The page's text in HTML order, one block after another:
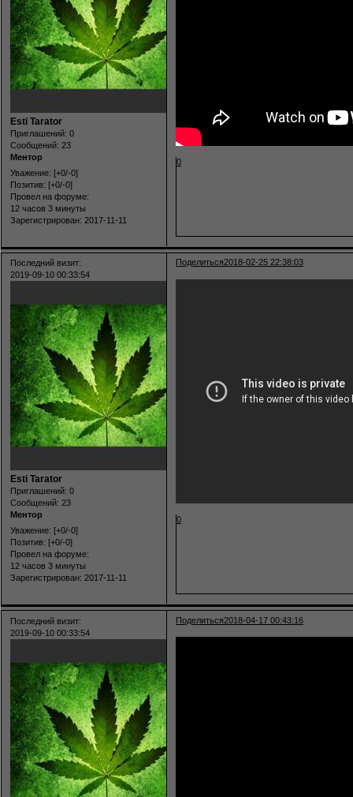
Esti Tarator
Приглашений: 0
Сообщений: 23
Ментор
Уважение: [+0/-0]
Позитив: [+0/-0]
Провел на форуме:
12 часов 3 минуты
Зарегистрирован: 2017-11-11
0
Поделиться2018-02-25 22:38:03
Последний визит:
2019-09-10 00:33:54
Esti Tarator
Приглашений: 0
Сообщений: 23
Ментор
Уважение: [+0/-0]
Позитив: [+0/-0]
Провел на форуме:
12 часов 3 минуты
Зарегистрирован: 2017-11-11
0
Поделиться2018-04-17 00:43:16
Последний визит:
2019-09-10 00:33:54